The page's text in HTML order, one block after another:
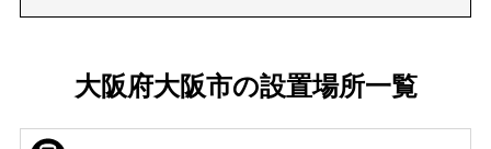
大阪府大阪市の設置場所一覧